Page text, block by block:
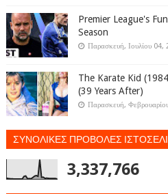
Premier League's
Season
Παρασκευή, Ιουλίου 04,
The Karate Kid
(39 Years After)
Παρασκευή,
ΣΥΝΟΛΙΚΕΣ ΠΡΟΒΟΛΕΣ
3,337,766